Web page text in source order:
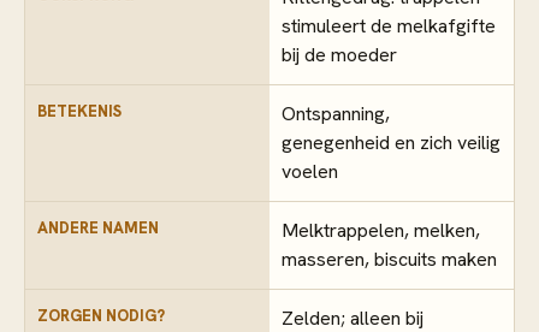
stimuleert de melkafgifte
bij de moeder
BETEKENIS
Ontspanning,
genegenheid en zich veilig
voelen
ANDERE NAMEN
Melktrappelen, melken,
masseren, biscuits maken
ZORGEN NODIG?
Zelden; alleen bij